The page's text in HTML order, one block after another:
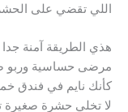
اللي تقضي على
هذي الطريقة آمنة
مرضى حساسية وربو
كأنك نايم في فندق
لا تخلي حشرة صغيرة